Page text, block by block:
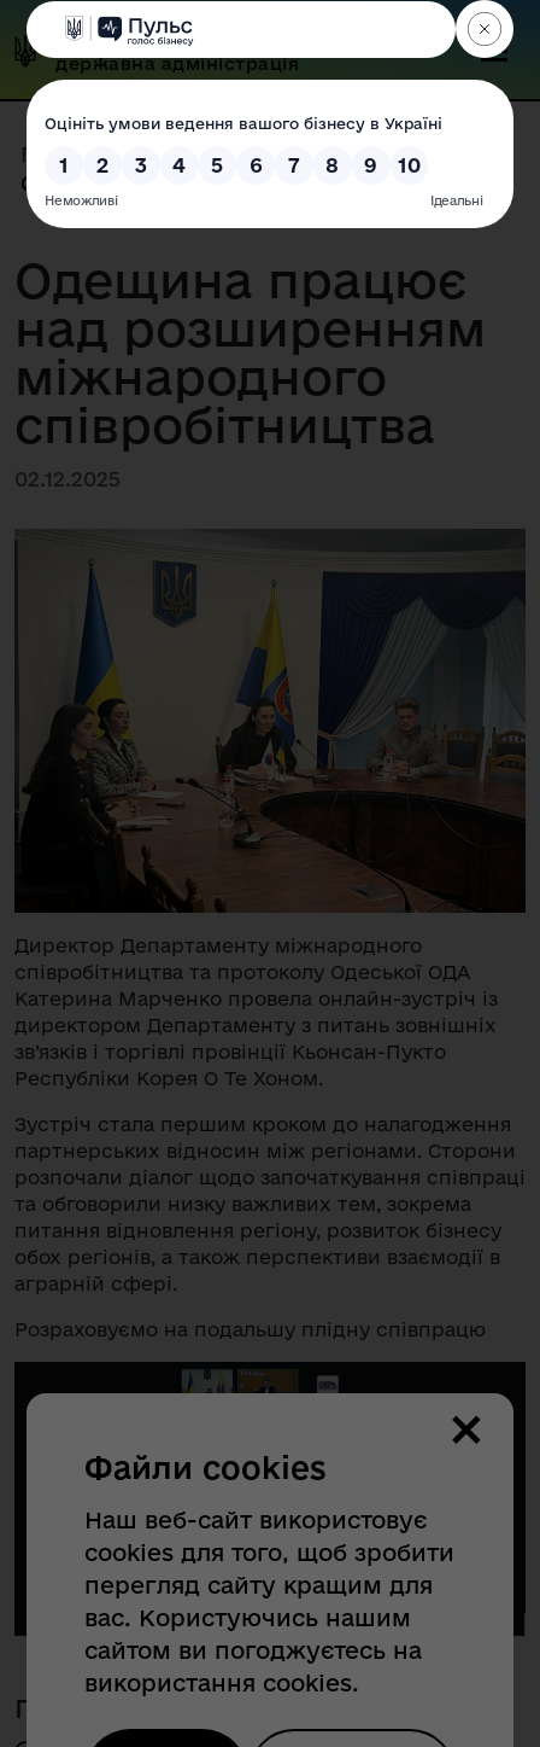
Одеська обласна
державна адміністрація
Головна Прес-центр | Новини
|
Одещина працює
над розширенням
міжнародного
співробітництва
02.12.2025
Директор Департаменту міжнародного
співробітництва та протоколу Одеської ОДА
Катерина Марченко провела онлайн-зустріч із
директором Департаменту з питань зовнішніх
зв’язків і торгівлі провінції Кьонсан-Пукто
Республіки Корея О Те Хоном.
Зустріч стала першим кроком до налагодження
партнерських відносин між регіонами. Сторони
розпочали діалог щодо започаткування співпраці
та обговорили низку важливих тем, зокрема
питання відновлення регіону, розвиток бізнесу
обох регіонів, а також перспективи взаємодії в
аграрній сфері.
Розраховуємо на подальшу плідну співпрацю
Поділитись новиною
×
Файли cookies
Наш веб-сайт використовує
cookies для того, щоб зробити
перегляд сайту кращим для
вас. Користуючись нашим
сайтом ви погоджуєтесь на
використання cookies.